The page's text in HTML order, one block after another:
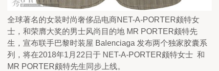
全球著名的女装时尚奢侈品电商NET-A-PORTER颇特女
士，和荣膺大奖的男士风尚目的地 MR PORTER颇特先
生，宣布联手巴黎时装屋 Balenciaga 发布两个独家胶囊系
列，将在2018年1月22日于 NET-A-PORTER颇特女士  和
MR PORTER颇特先生同步上线。